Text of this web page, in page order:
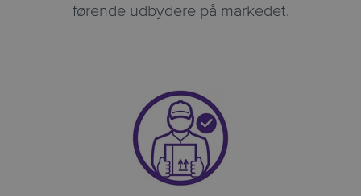
førende udbydere på markedet.